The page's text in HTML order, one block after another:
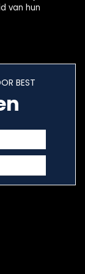
van hun
BEST